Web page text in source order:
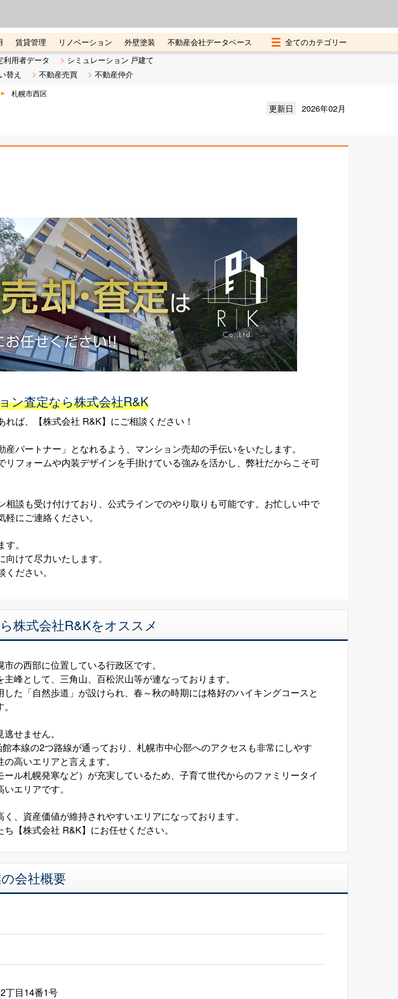
賃貸管理 リノベーション 外壁塗装
不動産会社データベース
ンマガジンBiz 不動産売却ご相談デスク
利用者データ
シミュレーション 戸建て
替え 不動産売買 不動産仲介
札幌市西区
更新日 2026年02月
ン査定なら株式会社R&K
ば、【株式会社 R&K】にご相談ください！
パートナー」となれるよう、マンション売却の手伝いをいたします。
フォームや内装デザインを手掛けている強みを活かし、弊社だからこそ可
談も受け付けており、公式ラインでのやり取りも可能です。お忙しい中で
にご連絡ください。
。
けて尽力いたします。
ださい。
株式会社R&Kをオススメ
の西部に位置している行政区です。
峰として、三角山、百松沢山等が連なっております。
た「自然歩道」が設けられ、春～秋の時期には格好のハイキングコースと
せません。
本線の2つ路線が通っており、札幌市中心部へのアクセスも非常にしやす
高いエリアと言えます。
ル札幌発寒など）が充実しているため、子育て世代からのファミリータイ
エリアです。
、資産価値が維持されやすいエリアになっております。
【株式会社 R&K】にお任せください。
会社概要
丁目14番1号